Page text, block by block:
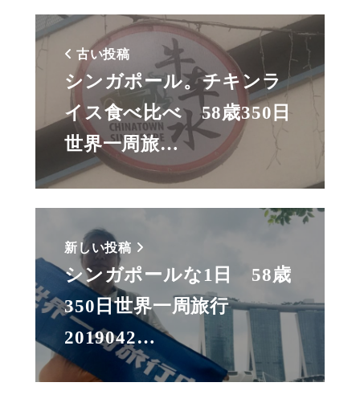
古い投稿
シンガポール。チキンラ
イス食べ比べ 58歳350日
世界一周旅…
新しい投稿
シンガポールな1日 58歳
350日世界一周旅行
2019042…